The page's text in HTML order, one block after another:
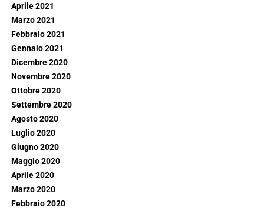
Aprile 2021
Marzo 2021
Febbraio 2021
Gennaio 2021
Dicembre 2020
Novembre 2020
Ottobre 2020
Settembre 2020
Agosto 2020
Luglio 2020
Giugno 2020
Maggio 2020
Aprile 2020
Marzo 2020
Febbraio 2020